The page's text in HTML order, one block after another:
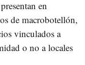
en
de macrobotellón,
vinculados a
o no a locales